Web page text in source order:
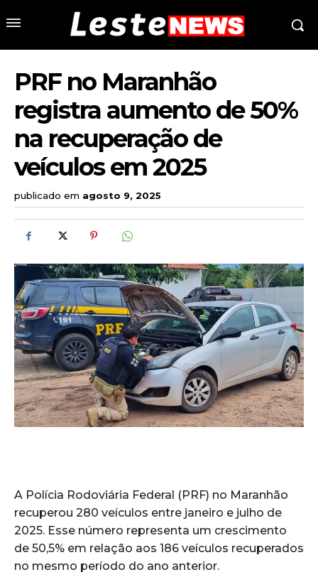
PRF no Maranhão
registra aumento de 50%
na recuperação de
veículos em 2025
publicado em agosto 9, 2025
A Polícia Rodoviária Federal (PRF) no Maranhão
recuperou 280 veículos entre janeiro e julho de
2025. Esse número representa um crescimento
de 50,5% em relação aos 186 veículos recuperados
no mesmo período do ano anterior.